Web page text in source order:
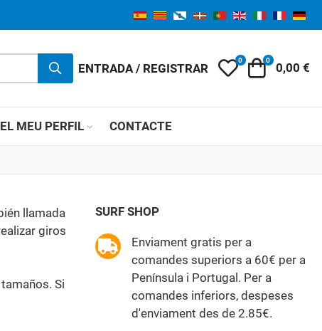
ENTRADA / REGISTRAR My Wishlist
0 Carret
0
0,00 €
EL MEU PERFIL CONTACTE
llamada
giros
Si
SURF SHOP
Enviament gratis per a
comandes superiors a 60€ per a
Península i Portugal. Per a
comandes inferiors, despeses
d'enviament des de 2.85€.